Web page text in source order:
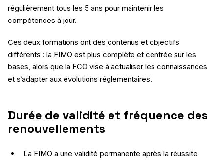
régulièrement tous les 5 ans pour maintenir les
compétences à jour.
Ces deux formations ont des contenus et objectifs
différents : la FIMO est plus complète et centrée sur les
bases, alors que la FCO vise à actualiser les connaissances
et s’adapter aux évolutions réglementaires.
Durée de validité et fréquence des
renouvellements
La FIMO a une validité permanente après la réussite